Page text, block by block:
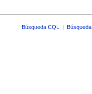
Búsqueda CQL |